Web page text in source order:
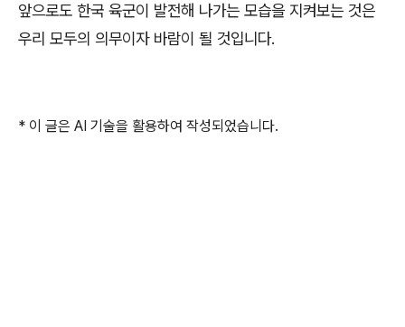
앞으로도 한국 육군이 발전해 나가는 모습을 지켜보는 것은
우리 모두의 의무이자 바람이 될 것입니다.
* 이 글은 AI 기술을 활용하여 작성되었습니다.